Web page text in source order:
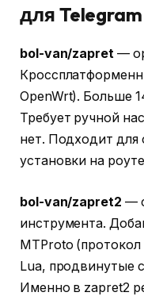
для Telegram
bol-van/zapret—
OpenWrt). Больше
Требует ручной
нет. Подходит для
установки на
bol-van/zapret2 —
инструмента.
MTProto
Lua, продвинутые
Именно в zapret2